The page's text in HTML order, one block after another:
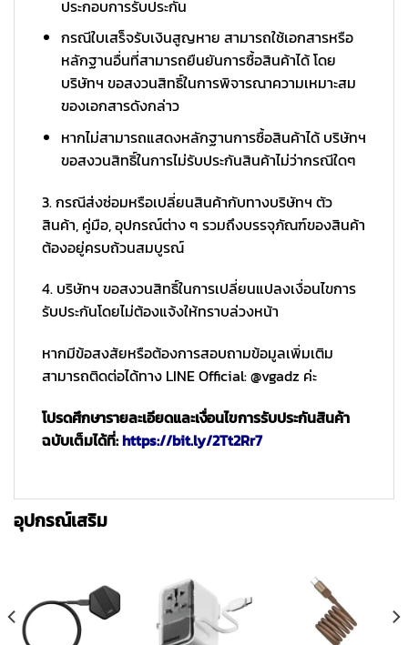
ประกอบการรับประกัน
กรณีใบเสร็จรับเงินสูญหาย สามารถใช้เอกสารหรือ
หลักฐานอื่นที่สามารถยืนยันการซื้อสินค้าได้ โดย
บริษัทฯ ขอสงวนสิทธิ์ในการพิจารณาความเหมาะสม
ของเอกสารดังกล่าว
หากไม่สามารถแสดงหลักฐานการซื้อสินค้าได้ บริษัทฯ
ขอสงวนสิทธิ์ในการไม่รับประกันสินค้าไม่ว่ากรณีใดๆ
3. กรณีส่งซ่อมหรือเปลี่ยนสินค้ากับทางบริษัทฯ ตัว
สินค้า, คู่มือ, อุปกรณ์ต่าง ๆ รวมถึงบรรจุภัณฑ์ของสินค้า
ต้องอยู่ครบถ้วนสมบูรณ์
4. บริษัทฯ ขอสงวนสิทธิ์ในการเปลี่ยนแปลงเงื่อนไขการ
รับประกันโดยไม่ต้องแจ้งให้ทราบล่วงหน้า
หากมีข้อสงสัยหรือต้องการสอบถามข้อมูลเพิ่มเติม
สามารถติดต่อได้ทาง LINE Official: @vgadz ค่ะ
โปรดศึกษารายละเอียดและเงื่อนไขการรับประกันสินค้า
ฉบับเต็มได้ที่:https://bit.ly/2Tt2Rr7
อุปกรณ์เสริม